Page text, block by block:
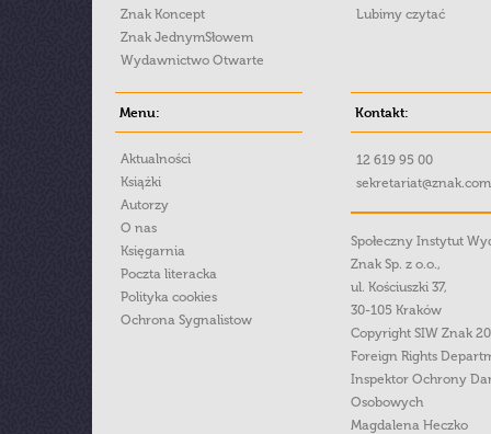
Znak Koncept
Znak JednymSłowem
Wydawnictwo Otwarte
Lubimy czytać
Menu:
Aktualności
Książki
Autorzy
O nas
Księgarnia
Poczta literacka
Polityka cookies
Ochrona Sygnalistow
Kontakt:
12 619 95 00
Społeczny Instytut
Znak Sp. z o.o.,
ul. Kościuszki 37,
30-105 Kraków
Copyright SIW Znak
Foreign Rights
Inspektor Ochrony
Osobowych
Magdalena Heczko